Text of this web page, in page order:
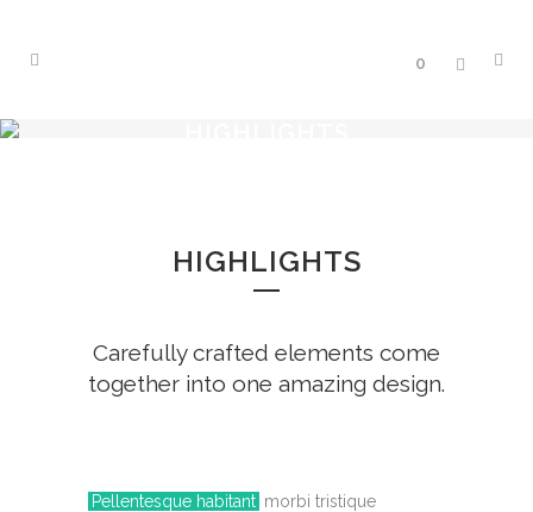
0
HIGHLIGHTS
Carefully crafted elements come
together into one amazing design.
Pellentesque habitant morbi tristique